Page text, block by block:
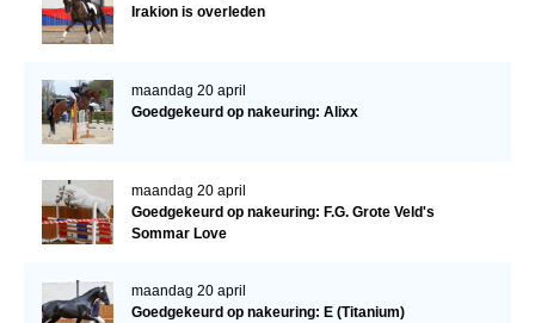
Bestuur Regio Zuid
KALENDER
Evenementen
ACCOUNT AANMAKEN
Irakion is overleden
maandag 20 april
Goedgekeurd op nakeuring: Alixx
maandag 20 april
Goedgekeurd op nakeuring: F.G. Grote Veld's
Sommar Love
maandag 20 april
Goedgekeurd op nakeuring: E (Titanium)